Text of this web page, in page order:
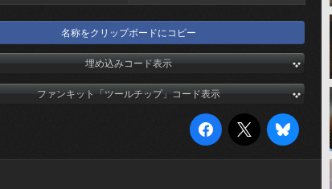
名称をクリップボードにコピー
埋め込みコード表示
ファンキット「ツールチップ」コード表示